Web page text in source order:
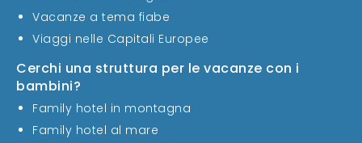
Vacanze a tema fiabe
Viaggi nelle Capitali Europee
Cerchi una struttura per le vacanze con i
bambini?
Family hotel in montagna
Family hotel al mare